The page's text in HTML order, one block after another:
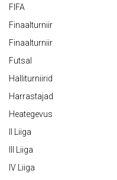
FIFA
Finaalturniir
Finaalturniir
Futsal
Halliturniirid
Harrastajad
Heategevus
II Liiga
III Liiga
IV Liiga